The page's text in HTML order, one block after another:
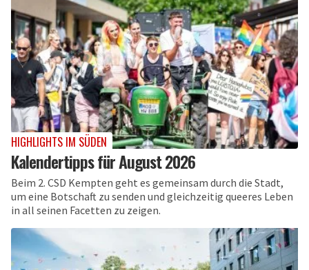
HIGHLIGHTS IM SÜDEN
Kalendertipps für August 2026
Beim 2. CSD Kempten geht es gemeinsam durch die Stadt,
um eine Botschaft zu senden und gleichzeitig queeres Leben
in all seinen Facetten zu zeigen.